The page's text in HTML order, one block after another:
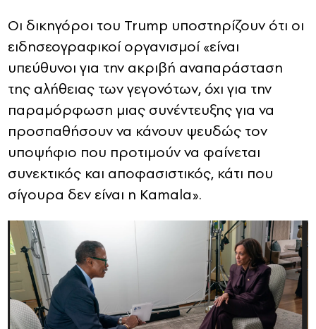
Οι δικηγόροι του Trump υποστηρίζουν ότι οι
ειδησεογραφικοί οργανισμοί «είναι
υπεύθυνοι για την ακριβή αναπαράσταση
της αλήθειας των γεγονότων, όχι για την
παραμόρφωση μιας συνέντευξης για να
προσπαθήσουν να κάνουν ψευδώς τoν
υποψήφιο που προτιμούν να φαίνεται
συνεκτικός και αποφασιστικός, κάτι που
σίγουρα δεν είναι η Kamala».